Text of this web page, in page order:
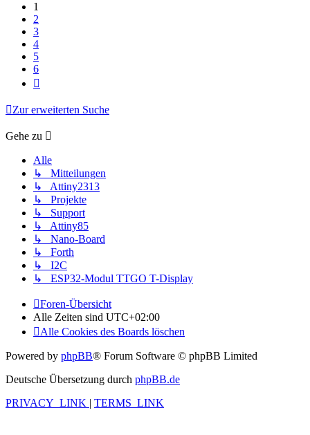
1
2
3
4
5
6
Zur erweiterten Suche
Gehe zu
Alle
↳ Mitteilungen
↳ Attiny2313
↳ Projekte
↳ Support
↳ Attiny85
↳ Nano-Board
↳ Forth
↳ I2C
↳ ESP32-Modul TTGO T-Display
Foren-Übersicht
Alle Zeiten sind UTC+02:00
Alle Cookies des Boards löschen
Powered by phpBB® Forum Software © phpBB Limited
Deutsche Übersetzung durch phpBB.de
PRIVACY_LINK
TERMS_LINK